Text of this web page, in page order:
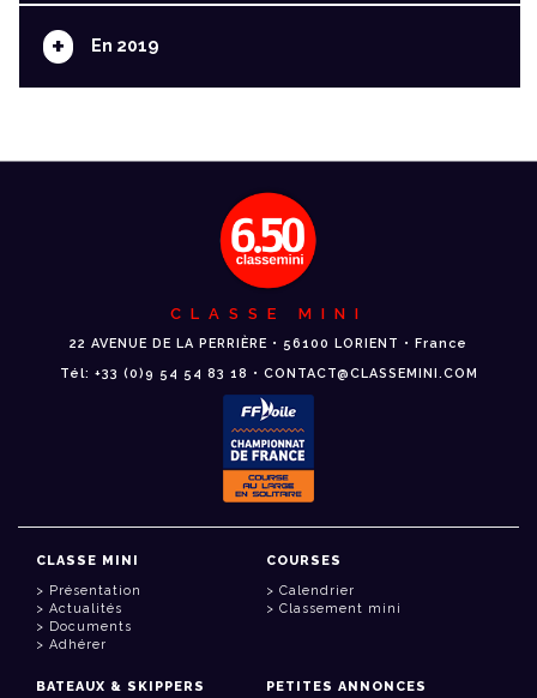
+ En 2019
CLASSE MINI
22 AVENUE DE LA PERRIÈRE • 56100 LORIENT • France
Tél: +33 (0)9 54 54 83 18 • CONTACT@CLASSEMINI.COM
CLASSE MINI
Présentation
Actualités
Documents
Adhérer
COURSES
Calendrier
Classement mini
BATEAUX & SKIPPERS PETITES ANNONCES